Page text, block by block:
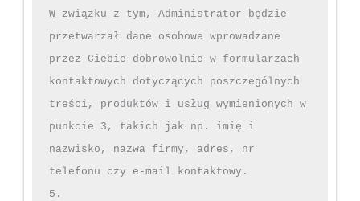
W związku z tym, Administrator będzie
przetwarzał dane osobowe wprowadzane
przez Ciebie dobrowolnie w formularzach
kontaktowych dotyczących poszczególnych
treści, produktów i usług wymienionych w
punkcie 3, takich jak np. imię i
nazwisko, nazwa firmy, adres, nr
telefonu czy e-mail kontaktowy.
5.